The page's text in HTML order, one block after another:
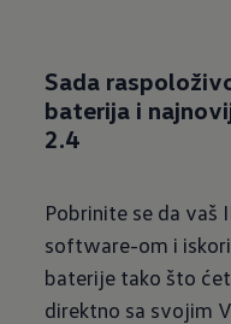
Sada
baterija i
2.4
Pobrinite se da vaš
software-om i
baterije tako što
direktno sa svojim